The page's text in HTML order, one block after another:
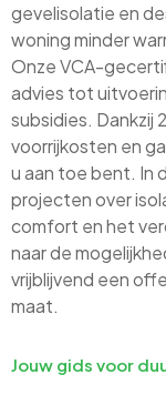
gevelisolatie en
woning minder
Onze VCA-
advies tot
subsidies. Dankzij
voorrijkosten en
u aan toe bent. In
projecten over
comfort en het
naar de
vrijblijvend een
maat.
Jouw gids voor